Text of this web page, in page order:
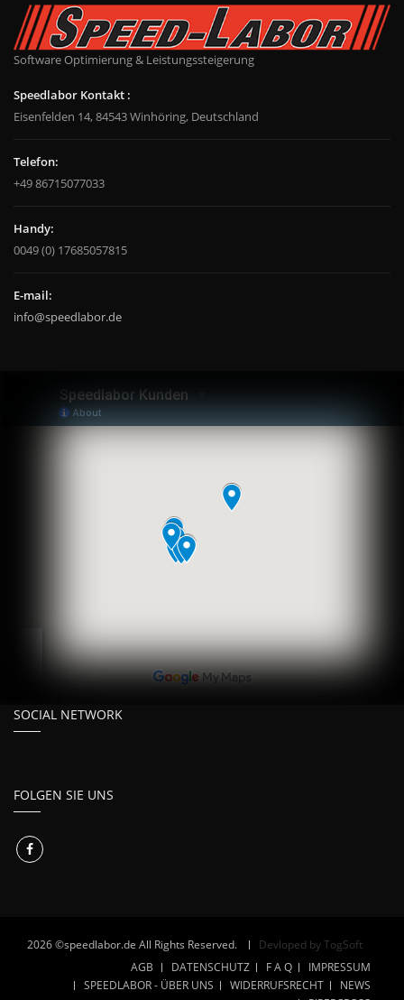
Software Optimierung & Leistungssteigerung
Speedlabor Kontakt :
Eisenfelden 14, 84543 Winhöring, Deutschland
Telefon:
+49 86715077033
Handy:
0049 (0) 17685057815
E-mail:
info@speedlabor.de
SOCIAL NETWORK
FOLGEN SIE UNS
2026 ©speedlabor.de All Rights Reserved.
Devloped by TogSoft
AGB
DATENSCHUTZ F A Q
IMPRESSUM
SPEEDLABOR - ÜBER UNS
WIDERRUFSRECHT
NEWS